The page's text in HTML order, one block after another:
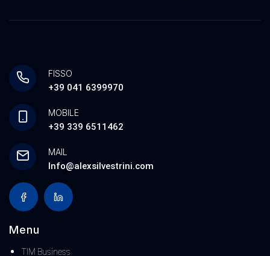
FISSO
+39 041 6399970
MOBILE
+39 339 6511462
MAIL
Info@alexsilvestrini.com
Menu
TIM Business